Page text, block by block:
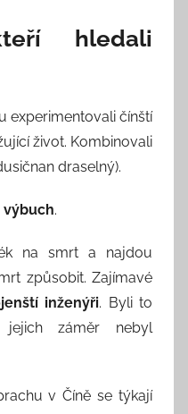
hledali
experimentovali čínští
život. Kombinovali
draselný).
výbuch.
na smrt a najdou
způsobit. Zajímavé
inženýři. Byli to
jejich záměr nebyl
v Číně se týkají